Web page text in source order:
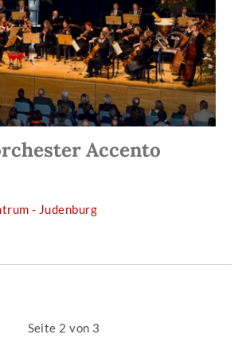
Accento
- Judenburg
Seite 2 von 3